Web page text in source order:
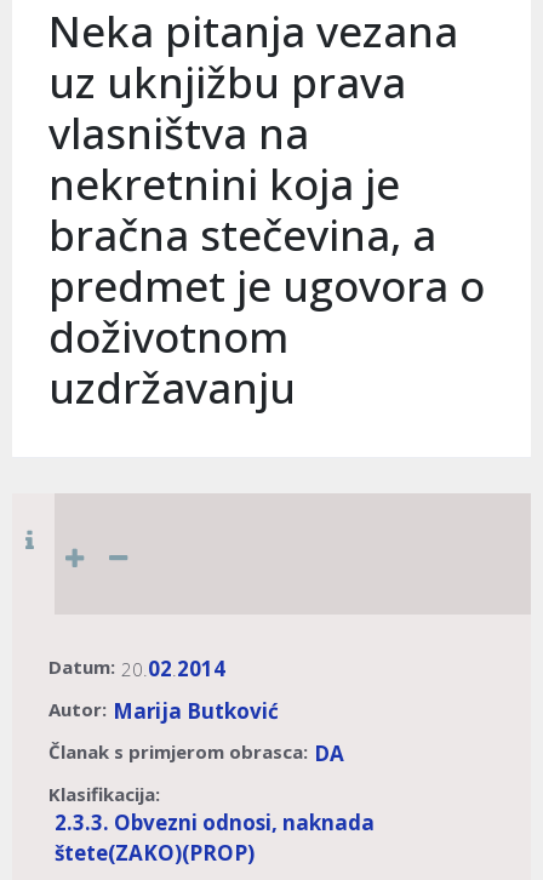
Neka pitanja vezana
uz uknjižbu prava
vlasništva na
nekretnini koja je
bračna stečevina, a
predmet je ugovora o
doživotnom
uzdržavanju
Datum: 20.02.2014
Autor: Marija Butković
Članak s primjerom obrasca: DA
Klasifikacija:
2.3.3. Obvezni odnosi, naknada
štete(ZAKO)(PROP)